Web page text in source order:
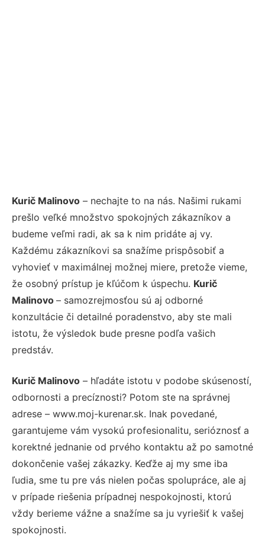
Kurič Malinovo – nechajte to na nás. Našimi rukami
prešlo veľké množstvo spokojných zákazníkov a
budeme veľmi radi, ak sa k nim pridáte aj vy.
Každému zákazníkovi sa snažíme prispôsobiť a
vyhovieť v maximálnej možnej miere, pretože vieme,
že osobný prístup je kľúčom k úspechu. Kurič
Malinovo – samozrejmosťou sú aj odborné
konzultácie či detailné poradenstvo, aby ste mali
istotu, že výsledok bude presne podľa vašich
predstáv.
Kurič Malinovo – hľadáte istotu v podobe skúseností,
odbornosti a precíznosti? Potom ste na správnej
adrese – www.moj-kurenar.sk. Inak povedané,
garantujeme vám vysokú profesionalitu, serióznosť a
korektné jednanie od prvého kontaktu až po samotné
dokončenie vašej zákazky. Keďže aj my sme iba
ľudia, sme tu pre vás nielen počas spolupráce, ale aj
v prípade riešenia prípadnej nespokojnosti, ktorú
vždy berieme vážne a snažíme sa ju vyriešiť k vašej
spokojnosti.